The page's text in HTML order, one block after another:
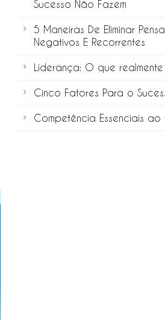
Sucesso Não Fazem
5 Maneiras De Eliminar
Negativos E Recorrentes
Liderança: O que
Cinco Fatores Para o
Competência Essenciais